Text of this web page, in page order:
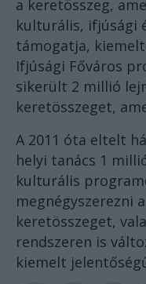
a keretösszeg,
kulturális, ifjúsági
támogatja,
Ifjúsági Főváros
sikerült 2 millió
keretösszeget,
A 2011 óta eltelt
helyi tanács 1
kulturális
megnégyszerezni
keretösszeget,
rendszeren is
kiemelt